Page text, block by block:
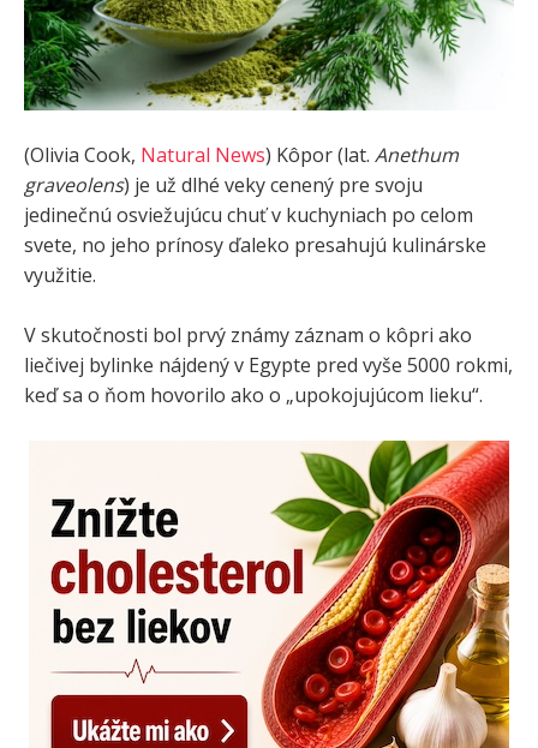
(Olivia Cook, Natural News) Kôpor (lat. Anethum
graveolens) je už dlhé veky cenený pre svoju
jedinečnú osviežujúcu chuť v kuchyniach po celom
svete, no jeho prínosy ďaleko presahujú kulinárske
využitie.
V skutočnosti bol prvý známy záznam o kôpri ako
liečivej bylinke nájdený v Egypte pred vyše 5000 rokmi,
keď sa o ňom hovorilo ako o „upokojujúcom lieku“.